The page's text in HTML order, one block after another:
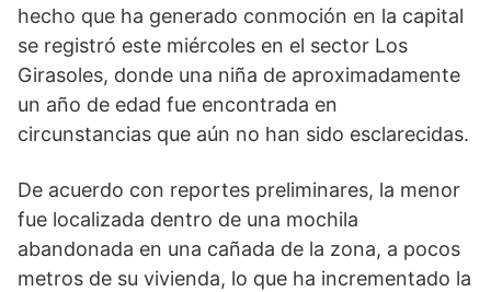
hecho que ha generado conmoción en la capital
se registró este miércoles en el sector Los
Girasoles, donde una niña de aproximadamente
un año de edad fue encontrada en
circunstancias que aún no han sido esclarecidas.
De acuerdo con reportes preliminares, la menor
fue localizada dentro de una mochila
abandonada en una cañada de la zona, a pocos
metros de su vivienda, lo que ha incrementado la